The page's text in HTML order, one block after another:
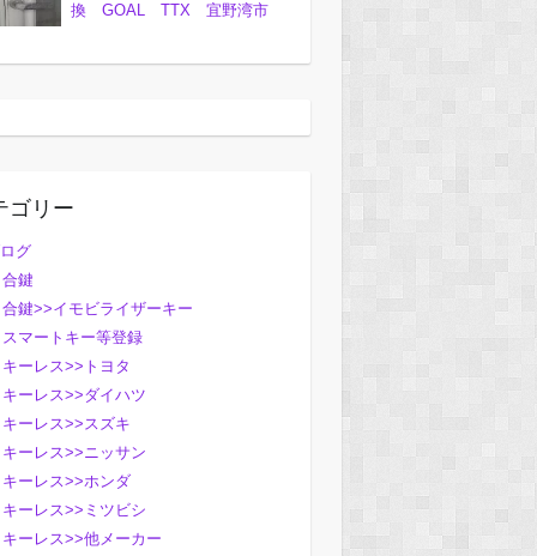
換 GOAL TTX 宜野湾市
ゴリー
グ
合鍵
合鍵>>イモビライザーキー
スマートキー等登録
キーレス>>トヨタ
キーレス>>ダイハツ
キーレス>>スズキ
キーレス>>ニッサン
キーレス>>ホンダ
キーレス>>ミツビシ
キーレス>>他メーカー